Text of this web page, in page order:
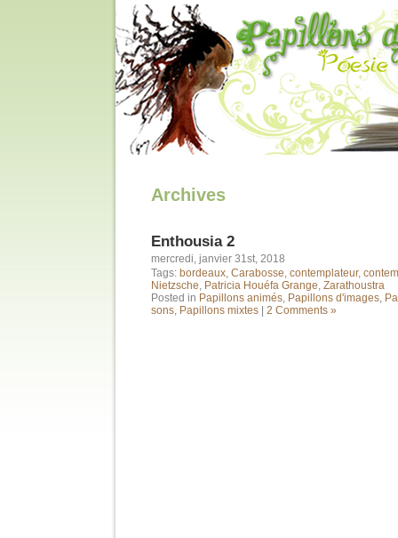
Archives
Enthousia 2
mercredi, janvier 31st, 2018
Tags: bordeaux, Carabosse, contemplateur,
Nietzsche, Patricia Houéfa Grange, Zarathoustra
Posted in Papillons animés, Papillons d'images,
sons, Papillons mixtes 2 Comments »